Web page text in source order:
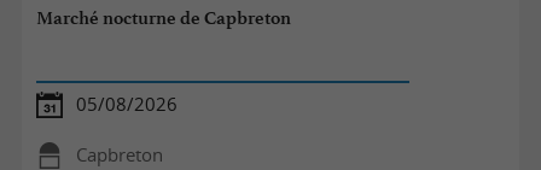
Marché nocturne de Capbreton
05/08/2026
Capbreton